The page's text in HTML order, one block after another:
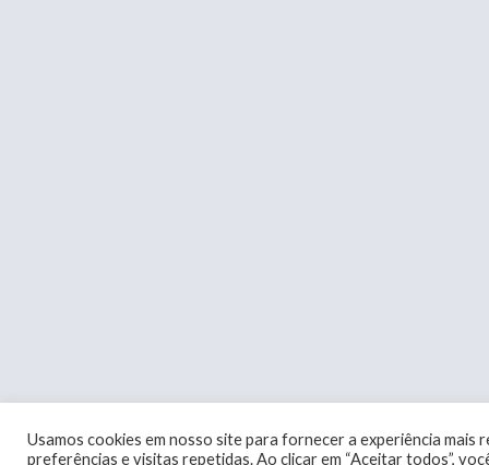
Usamos cookies em nosso site para fornecer a experiência mais
preferências e visitas repetidas. Ao clicar em “Aceitar todos”,